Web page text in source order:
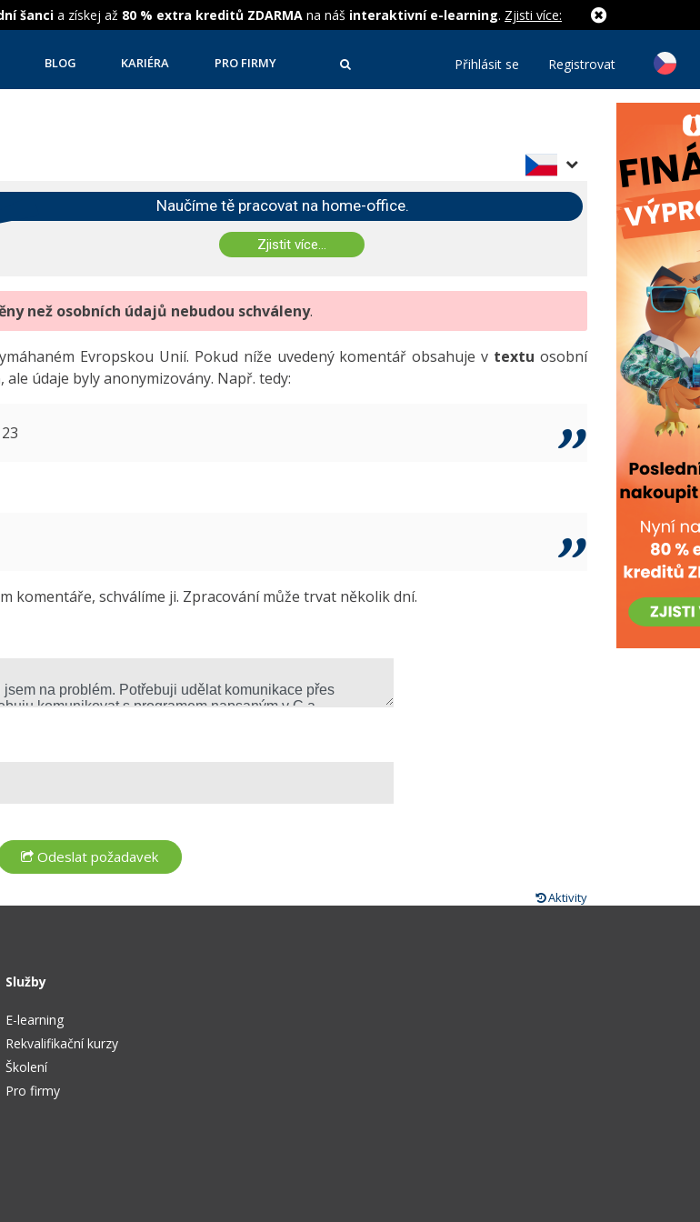
šanci a získej až 80 % extra kreditů ZDARMA na náš interaktivní e-learning. Zjisti více:
BLOG KARIÉRA PRO FIRMY Přihlásit se Registrovat
Naučíme tě pracovat na home-office.
Zjistit více...
než osobních údajů nebudou schváleny.
Evropskou Unií. Pokud níže uvedený komentář obsahuje v textu osobní
údaje byly anonymizovány. Např. tedy:
komentáře, schválíme ji. Zpracování může trvat několik dní.
Aktivity
Služby
E-learning
Rekvalifikační kurzy
Školení
Pro firmy